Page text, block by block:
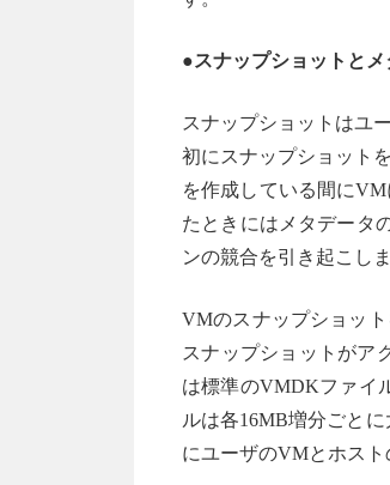
●スナップショットと
スナップショットはユ
初にスナップショット
を作成している間に
たときにはメタデータ
ンの競合を引き起こし
VMのスナップショッ
スナップショットがア
は標準のVMDKファイ
ルは各16MB増分ごと
にユーザのVMとホスト